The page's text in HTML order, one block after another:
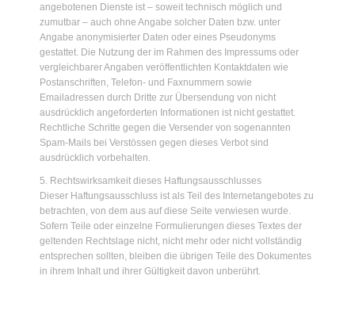
angebotenen Dienste ist – soweit technisch möglich und
zumutbar – auch ohne Angabe solcher Daten bzw. unter
Angabe anonymisierter Daten oder eines Pseudonyms
gestattet. Die Nutzung der im Rahmen des Impressums oder
vergleichbarer Angaben veröffentlichten Kontaktdaten wie
Postanschriften, Telefon- und Faxnummern sowie
Emailadressen durch Dritte zur Übersendung von nicht
ausdrücklich angeforderten Informationen ist nicht gestattet.
Rechtliche Schritte gegen die Versender von sogenannten
Spam-Mails bei Verstössen gegen dieses Verbot sind
ausdrücklich vorbehalten.
5. Rechtswirksamkeit dieses Haftungsausschlusses
Dieser Haftungsausschluss ist als Teil des Internetangebotes zu
betrachten, von dem aus auf diese Seite verwiesen wurde.
Sofern Teile oder einzelne Formulierungen dieses Textes der
geltenden Rechtslage nicht, nicht mehr oder nicht vollständig
entsprechen sollten, bleiben die übrigen Teile des Dokumentes
in ihrem Inhalt und ihrer Gültigkeit davon unberührt.